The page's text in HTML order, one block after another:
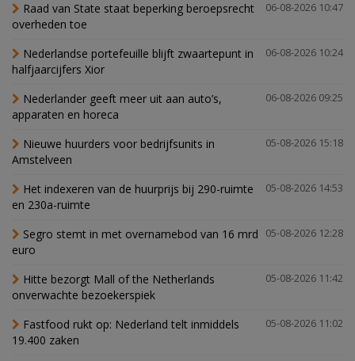
06-08-2026 10:47
Raad van State staat beperking beroepsrecht
overheden toe
06-08-2026 10:24
Nederlandse portefeuille blijft zwaartepunt in
halfjaarcijfers Xior
06-08-2026 09:25
Nederlander geeft meer uit aan auto’s,
apparaten en horeca
05-08-2026 15:18
Nieuwe huurders voor bedrijfsunits in
Amstelveen
05-08-2026 14:53
Het indexeren van de huurprijs bij 290-ruimte
en 230a-ruimte
05-08-2026 12:28
Segro stemt in met overnamebod van 16 mrd
euro
05-08-2026 11:42
Hitte bezorgt Mall of the Netherlands
onverwachte bezoekerspiek
05-08-2026 11:02
Fastfood rukt op: Nederland telt inmiddels
19.400 zaken